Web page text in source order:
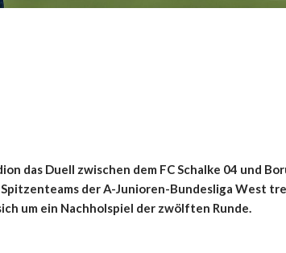
das Duell zwischen dem FC Schalke 04 und
Spitzenteams der A-Junioren-Bundesliga West
um ein Nachholspiel der zwölften Runde.